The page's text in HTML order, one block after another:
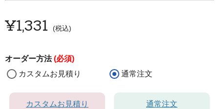
¥1,331 税込
オーダー方法(必須)
カスタムお見積り
通常注文
カスタムお見積り 通常注文